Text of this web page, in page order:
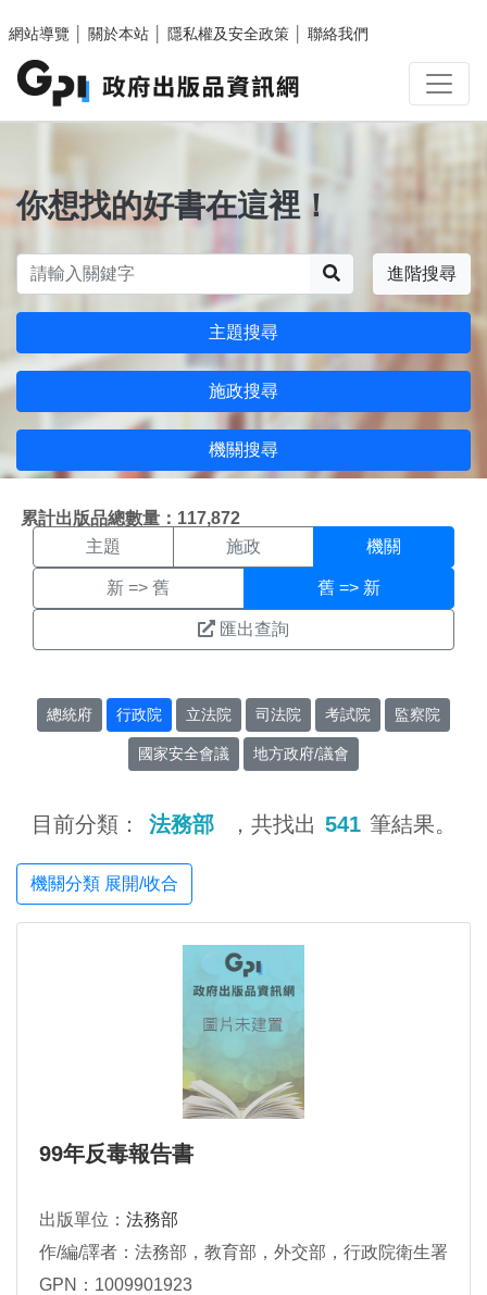
網站導覽
關於本站 隱私權及安全政策 聯絡我們
你想找的好書在這裡！
進階搜尋
主題搜尋
施政搜尋
機關搜尋
累計出版品總數量：117,872
機關搜尋結果頁面
主題 施政 機關
新 => 舊 舊 => 新
匯出查詢
總統府 行政院 立法院 司法院 考試院 監察院
國家安全會議 地方政府/議會
目前分類： 法務部 ，共找出 541 筆結果。
機關分類 展開/收合
99年反毒報告書
出版單位： 法務部
作/編/譯者：法務部，教育部，外交部，行政院衛生署
GPN：1009901923